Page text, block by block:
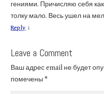
гениями. Причисляю себя
толку мало. Весь ушел на
Reply ↓
Leave a Comment
Ваш адрес email не будет
помечены*